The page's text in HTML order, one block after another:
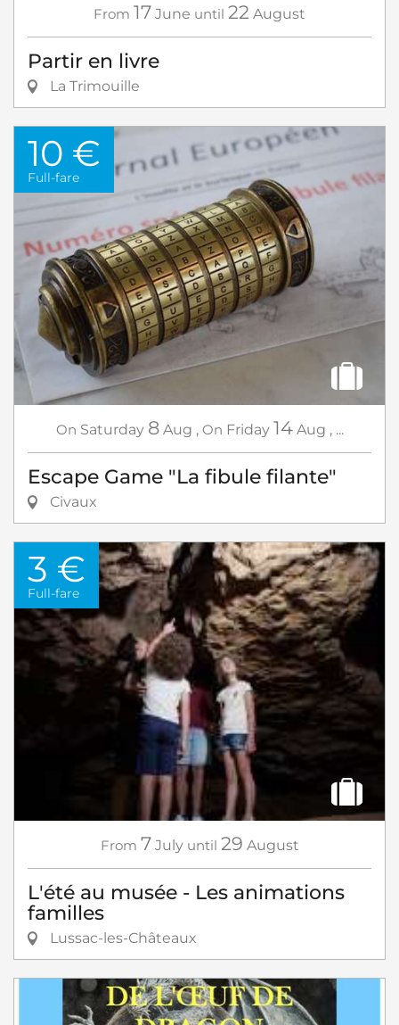
From 17 June until 22 August
Partir en livre
La Trimouille
10 €
Full-fare
On Saturday 8 Aug , On Friday 14 Aug , ...
Escape Game "La fibule filante"
Civaux
3 €
Full-fare
From 7 July until 29 August
L'été au musée - Les animations
familles
Lussac-les-Châteaux